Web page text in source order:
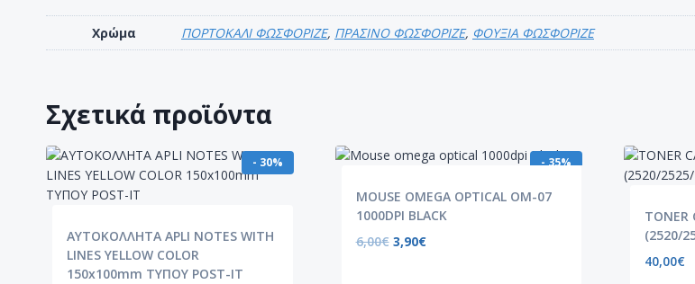
Χρώμα ΠΟΡΤΟΚΑΛΙ ΦΩΣΦΟΡΙΖΕ, ΠΡΑΣΙΝΟ ΦΩΣΦΟΡΙΖΕ, ΦΟΥΞΙΑ ΦΩΣΦΟΡΙΖΕ
Σχετικά προϊόντα
- 30%
ΑΥΤΟΚΟΛΛΗΤΑ APLI NOTES WITH
LINES YELLOW COLOR
150x100mm ΤΥΠΟΥ POST-IT
- 35%
MOUSE OMEGA OPTICAL OM-07
1000DPI BLACK
6,00€ 3,90€
TONER
(2520/
40,00€